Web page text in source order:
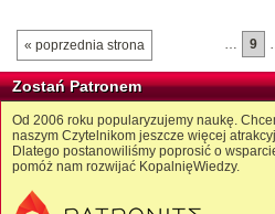
« poprzednia strona … 9
Zostań Patronem
Od 2006 roku popularyzujemy naukę.
naszym Czytelnikom jeszcze więcej
Dlatego postanowiliśmy poprosić o
pomóż nam rozwijać KopalnięWiedzy.